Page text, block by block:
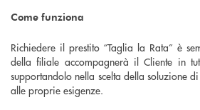
Come funziona
Richiedere il prestito “Taglia la Rata” è
della filiale accompagnerà il Cliente in
supportandolo nella scelta della soluzione
alle proprie esigenze.